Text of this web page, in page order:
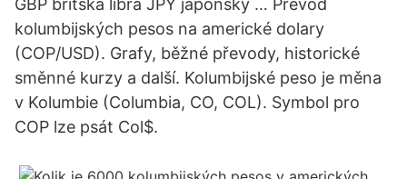
GBP britská libra JPY japonský … Převod
kolumbijských pesos na americké dolary
(COP/USD). Grafy, běžné převody, historické
směnné kurzy a další. Kolumbijské peso je měna
v Kolumbie (Columbia, CO, COL). Symbol pro
COP lze psát Col$.